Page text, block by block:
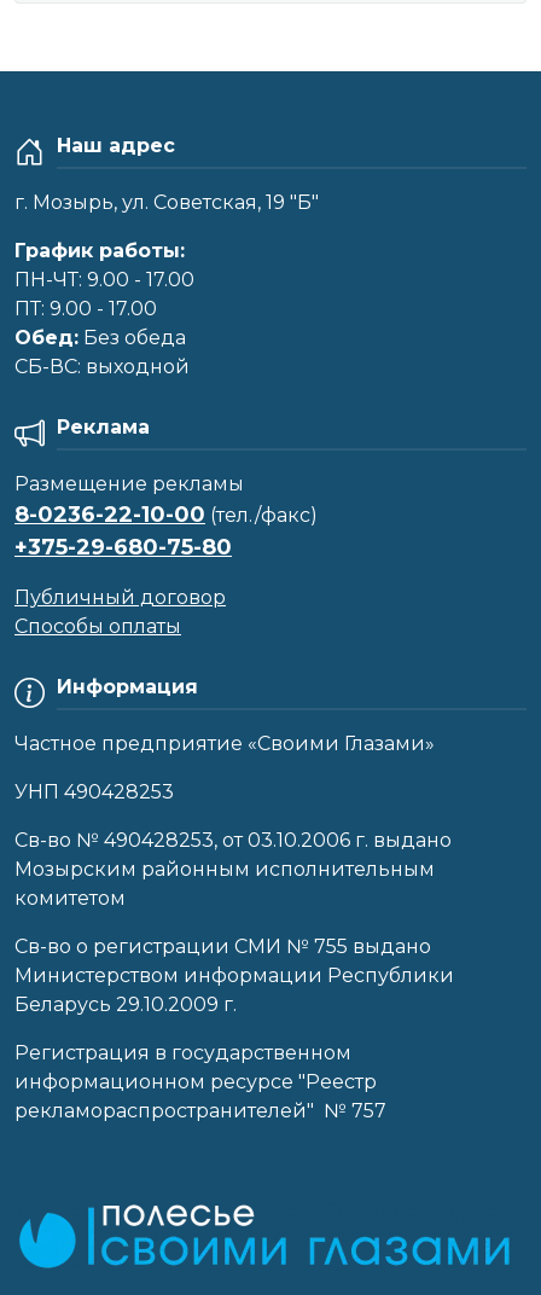
Наш адрес
г. Мозырь, ул. Советская, 19 "Б"
График работы:
ПН-ЧТ: 9.00 - 17.00
ПТ: 9.00 - 17.00
Обед: Без обеда
CБ-ВС: выходной
Информация
Частное предприятие «Своими Глазами»
УНП 490428253
Cв-во № 490428253, от 03.10.2006 г. выдано
Мозырским районным исполнительным
комитетом
Св-во о регистрации СМИ № 755 выдано
Министерством информации Республики
Беларусь 29.10.2009 г.
Регистрация в государственном
информационном ресурсе "Реестр
рекламораспространителей" № 757
Реклама
Размещение рекламы
8-0236-22-10-00 (тел./факс)
+375-29-680-75-80
Публичный договор
Способы оплаты